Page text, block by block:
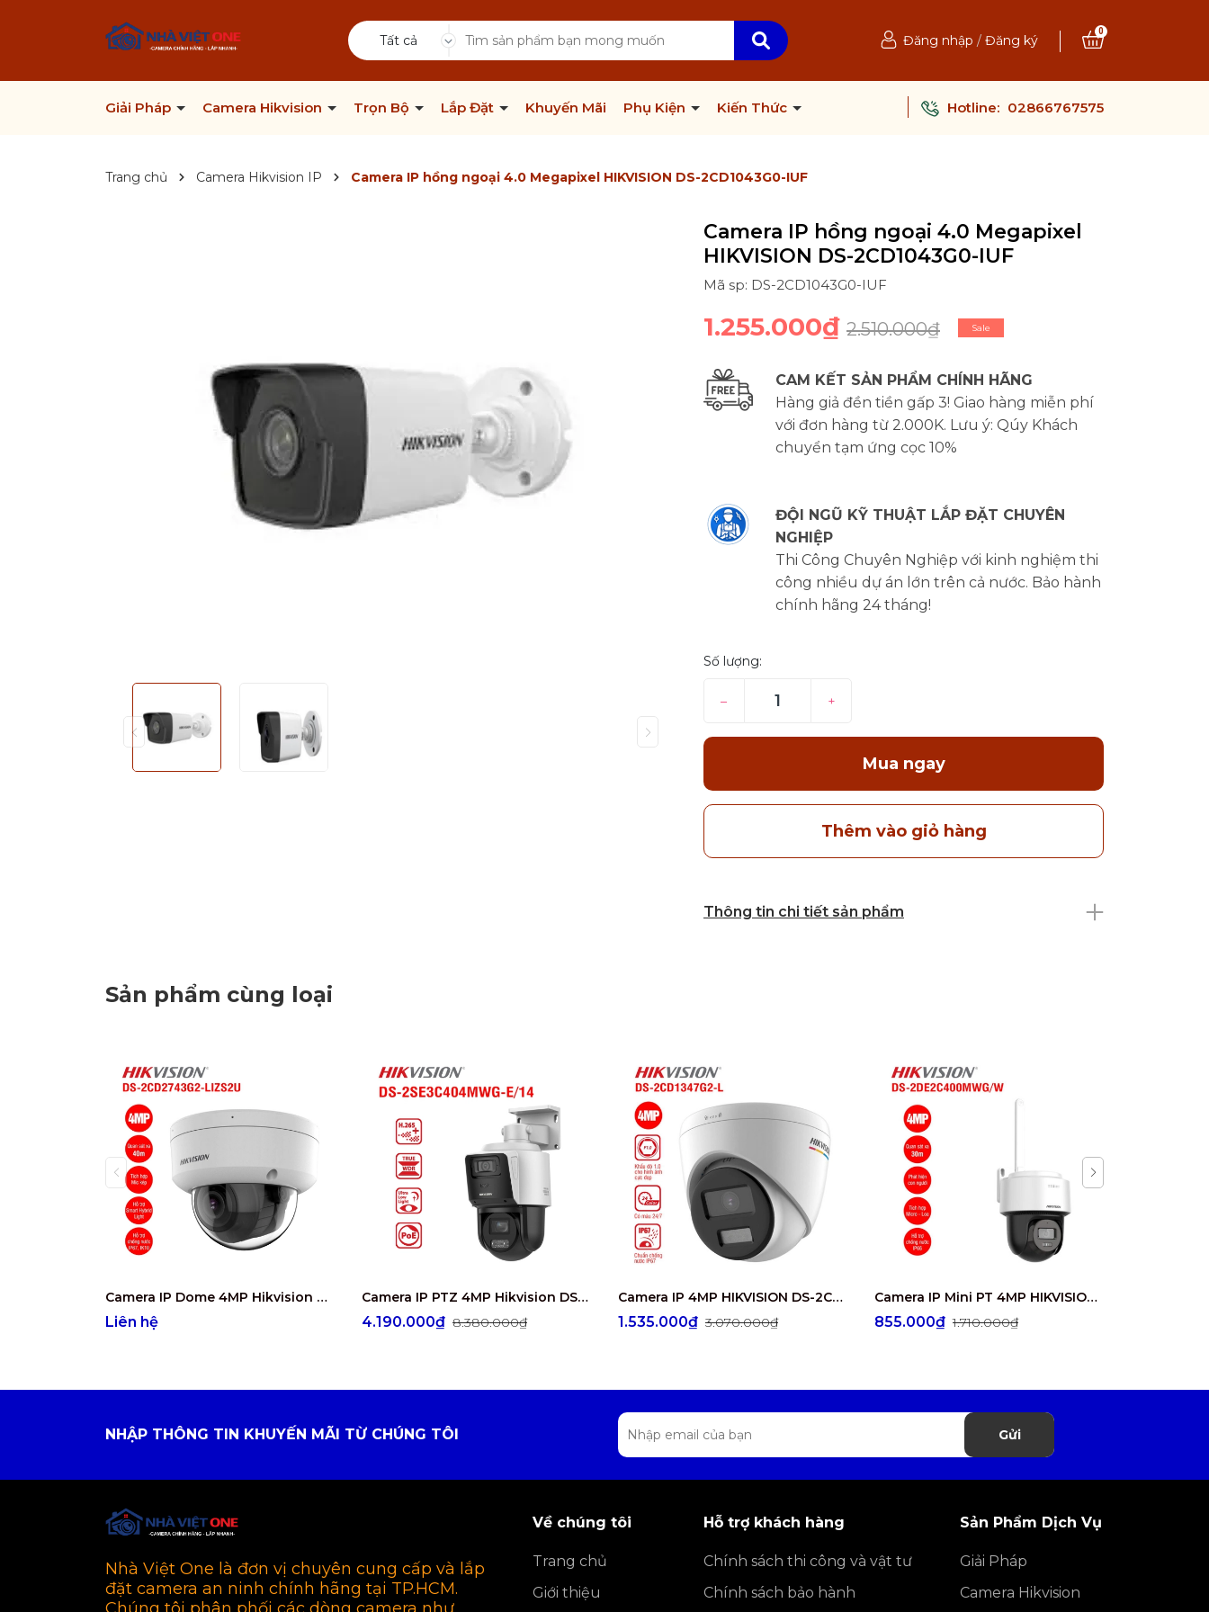
Tất cả Đăng nhập / Đăng ký
0
Giải Pháp Camera Hikvision Trọn Bộ Lắp Đặt Khuyến Mãi Phụ Kiện Kiến Thức Hotline: 02866767575
Trang chủ Camera Hikvision IP Camera IP hồng ngoại 4.0 Megapixel HIKVISION DS-2CD1043G0-IUF
Camera IP hồng ngoại 4.0 Megapixel
HIKVISION DS-2CD1043G0-IUF
Mã sp: DS-2CD1043G0-IUF
1.255.000₫ 2.510.000₫ Sale
CAM KẾT SẢN PHẨM CHÍNH HÃNG
Hàng giả đền tiền gấp 3! Giao hàng miễn phí
với đơn hàng từ 2.000K. Lưu ý: Qúy Khách
chuyển tạm ứng cọc 10%
ĐỘI NGŨ KỸ THUẬT LẮP ĐẶT CHUYÊN
NGHIỆP
Thi Công Chuyên Nghiệp với kinh nghiệm thi
công nhiều dự án lớn trên cả nước. Bảo hành
chính hãng 24 tháng!
Số lượng:
– +
Mua ngay
Thêm vào giỏ hàng
Thông tin chi tiết sản phẩm
Sản phẩm cùng loại
Camera IP Dome 4MP Hikvision DS-2CD2743G2-LIZS2U
Liên hệ
Camera IP PTZ 4MP Hikvision DS-2SE3C404MWG-E/14
4.190.000₫ 8.380.000₫
Camera IP 4MP HIKVISION DS-2CD1347G2-L
1.535.000₫ 3.070.000₫
Camera IP Mini PT 4MP HIKVISION DS-2DE2C400MWG/W
855.000₫1.710.000₫
NHẬP THÔNG TIN KHUYẾN MÃI TỪ CHÚNG TÔI Gửi
Nhà Việt One là đơn vị chuyên cung cấp và lắp
đặt camera an ninh chính hãng tại TP.HCM.
Về chúng tôi
Trang chủ
Giới thiệu
Hỗ trợ khách hàng
Chính sách thi công và vật tư
Chính sách bảo hành
Sản Phẩm Dịch Vụ
Giải Pháp
Camera Hikvision